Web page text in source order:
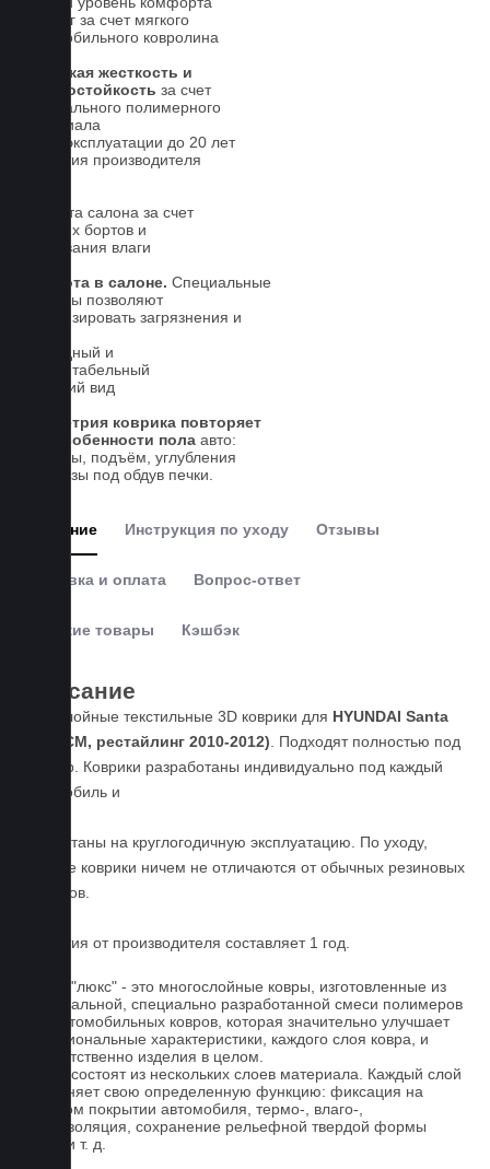
для ног за счет мягкого
автомобильного ковролина
Высокая жесткость и
износостойкость за счет
специального полимерного
материала
Срок эксплуатации до 20 лет
Гарантия производителя
Чистота салона за счет
высоких бортов и
впитывания влаги
Чистота в салоне. Специальные
выступы позволяют
локализировать загрязнения и
Солидный и
презентабельный
внешний вид
Геометрия коврика повторяет
все особенности пола авто:
выступы, подъём, углубления
и вырезы под обдув печки.
Описание Инструкция по уходу Отзывы
Доставка и оплата Вопрос-ответ
Похожие товары Кэшбэк
Описание
Пятислойные текстильные 3D коврики для HYUNDAI Santa
Fe II (CM, рестайлинг 2010-2012) . Подходят полностью под
размер. Коврики разработаны индивидуально под каждый
автомобиль и
рассчитаны на круглогодичную эксплуатацию. По уходу,
данные коврики ничем не отличаются от обычных резиновых
ковриков.
Гарантия от производителя составляет 1 год.
Ковры "люкс" - это многослойные ковры, изготовленные из
оригинальной, специально разработанной смеси полимеров
для автомобильных ковров, которая значительно улучшает
функциональные характеристики, каждого слоя ковра, и
соответственно изделия в целом.
Ковры состоят из нескольких слоев материала. Каждый слой
выполняет свою определенную функцию: фиксация на
штатном покрытии автомобиля, термо-, влаго-,
звукоизоляция, сохранение рельефной твердой формы
ковра и т. д.